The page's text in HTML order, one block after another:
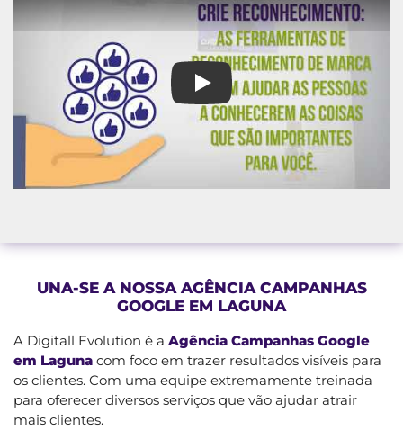
Agência Campanhas Google
UNA-SE A NOSSA AGÊNCIA CAMPANHAS
GOOGLE EM LAGUNA
A Digitall Evolution é a Agência Campanhas Google
em Laguna com foco em trazer resultados visíveis para
os clientes. Com uma equipe extremamente treinada
para oferecer diversos serviços que vão ajudar atrair
mais clientes.